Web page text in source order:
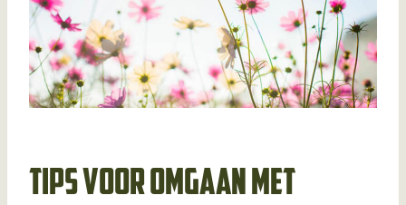
Tips voor omgaan met